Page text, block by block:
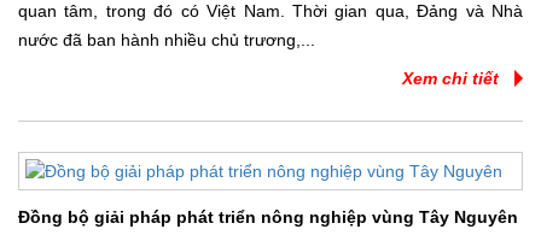
quan tâm, trong đó có Việt Nam. Thời gian qua, Đảng và Nhà
nước đã ban hành nhiều chủ trương,...
Xem chi tiết
Đồng bộ giải pháp phát triển nông nghiệp vùng Tây Nguyên